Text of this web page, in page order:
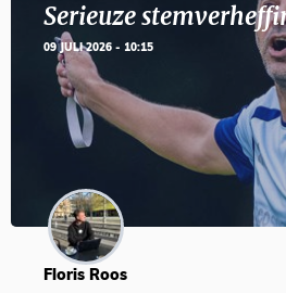
Serieuze
09 JULI 2026 - 10:15
Floris Roos